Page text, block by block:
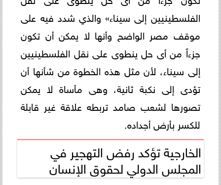
الفلسطينيين إلى سيناء» والذي شدد فيه على
‏موقف مصر الواضح وأنها لا يمكن أن تكون
جزءاً من أى حل ينطوى على نقل الفلسطينيين
إلى سيناء، لأن مثل هذه الخطوة من شأنها أن
تؤدى إلى نكبة ثانية، وهى مأساة لا يمكن
تصورها لشعب صامد تربطه علاقة غير قابلة
للكسر بأرض أجداده.‏
الخارجية تؤكد رفض التهجير في
المجلس الدولي لحقوق الإنسان